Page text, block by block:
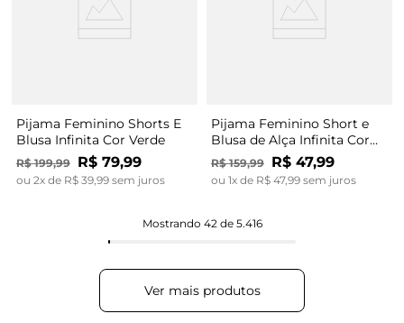
Pijama Feminino Shorts E
Blusa Infinita Cor Verde
R$ 199,99 R$ 79,99
ou 2x de R$ 39, 99sem juros
Pijama Feminino Short e
Blusa de Alça Infinita Cor
Marrom
R$ 159,99 R$ 47,99
ou 1x de R$ 47,99sem juros
Mostrando 42 de 5.416